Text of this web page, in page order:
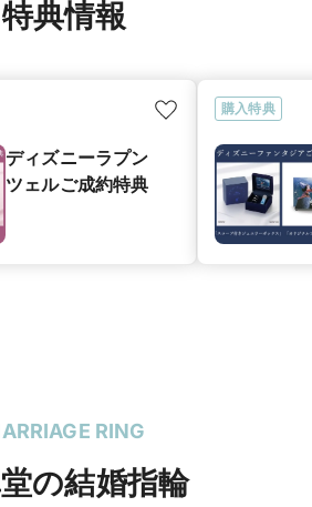
特典情報
ディズニーラプン
ツェルご成約特典
購入特典
RING
の結婚指輪